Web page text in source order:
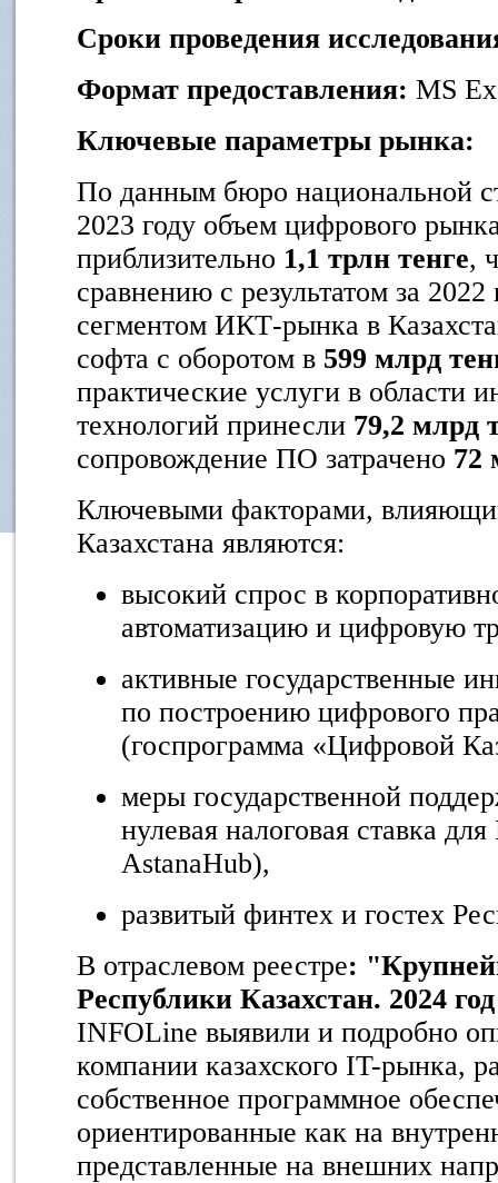
Сроки проведения
Формат предоставления: MS
Ключевые параметры рынка:
По данным бюро национальной
2023 году объем цифрового
приблизительно 1,1 трлн тенге,
сравнению с результатом за
сегментом ИКТ-рынка в
софта с оборотом в 599 млрд
практические услуги в области
технологий принесли 79,2 млрд
сопровождение ПО затрачено 72
Ключевыми факторами,
Казахстана являются:
высокий спрос в
автоматизацию и цифровую
активные государственные
по построению цифрового
(госпрограмма «Цифровой
меры государственной
нулевая налоговая ставка
AstanaHub),
развитый финтех и гостех
В отраслевом реестре:
Республики Казахстан. 2024
INFOLine выявили и подробно
компании казахского IT-рынка,
собственное программное
ориентированные как на
представленные на внешних